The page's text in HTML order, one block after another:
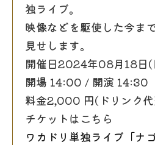
独ライブ。
映像などを駆使した今ま
見せします。
開催日2024年08月18日(
開場 14:00 / 開演 14:30
料金2,000 円(ドリンク
チケットはこちら
ワカドリ単独ライブ「ナ